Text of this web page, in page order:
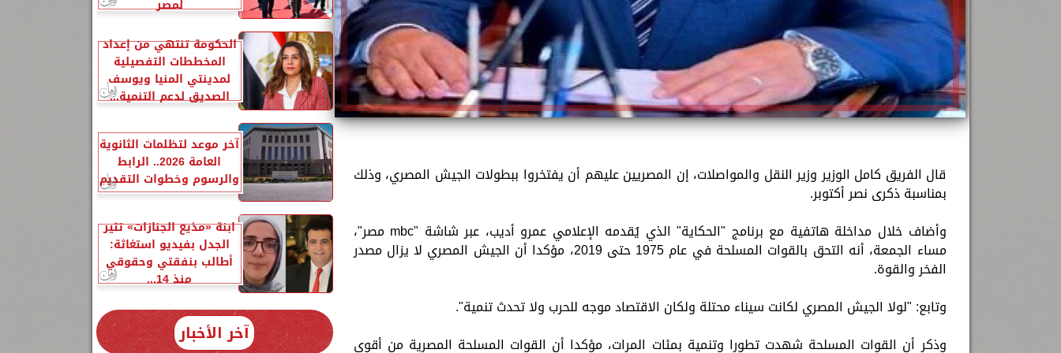
قال الفريق كامل الوزير وزير النقل والمواصلات، إن المصريين عليهم أن يفتخروا ببطولات الجيش المصري، وذلك
بمناسبة ذكرى نصر أكتوبر.
وأضاف خلال مداخلة هاتفية مع برنامج "الحكاية" الذي يُقدمه الإعلامي عمرو أديب، عبر شاشة "mbc مصر"،
مساء الجمعة، أنه التحق بالقوات المسلحة في عام 1975 حتى 2019، مؤكدا أن الجيش المصري لا يزال مصدر
الفخر والقوة.
وتابع: "لولا الجيش المصري لكانت سيناء محتلة ولكان الاقتصاد موجه للحرب ولا تحدث تنمية".
وذكر أن القوات المسلحة شهدت تطورا وتنمية بمئات المرات، مؤكدا أن القوات المسلحة المصرية من أقوى
لمصر
الحكومة تنتهي من إعداد
المخططات التفصيلية
لمدينتي المنيا ويوسف
الصديق لدعم التنمية...
آخر موعد لتظلمات الثانوية
العامة 2026.. الرابط
والرسوم وخطوات التقديم
ابنة «مذيع الجنازات» تثير
الجدل بفيديو استغاثة:
أطالب بنفقتي وحقوقي
منذ 14...
آخر الأخبار